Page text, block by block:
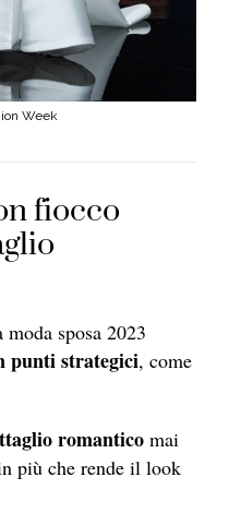
Week
fiocco
sposa 2023
punti strategici, come
romantico mai
più che rende il look